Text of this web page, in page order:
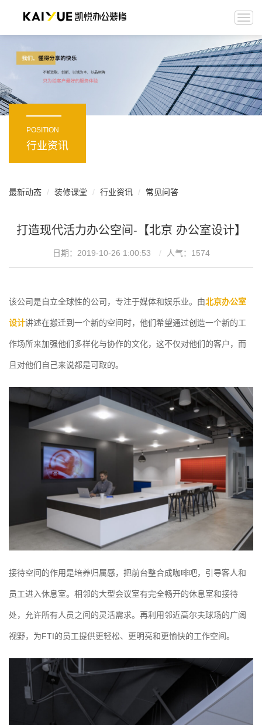
POSITION
行业资讯
最新动态 装修课堂 行业资讯 常见问答
打造现代活力办公空间-【北京 办公室设计】
日期：2019-10-26 1:00:53 人气： 1574
该公司是自立全球性的公司，专注于媒体和娱乐业。由北京办公室
设计讲述在搬迁到一个新的空间时，他们希望通过创造一个新的工
作场所来加强他们多样化与协作的文化，这不仅对他们的客户，而
且对他们自己来说都是可取的。
接待空间的作用是培养归属感，把前台整合成咖啡吧，引导客人和
员工进入休息室。相邻的大型会议室有完全畅开的休息室和接待
处，允许所有人员之间的灵活需求。再利用邻近高尔夫球场的广阔
视野，为FTI的员工提供更轻松、更明亮和更愉快的工作空间。